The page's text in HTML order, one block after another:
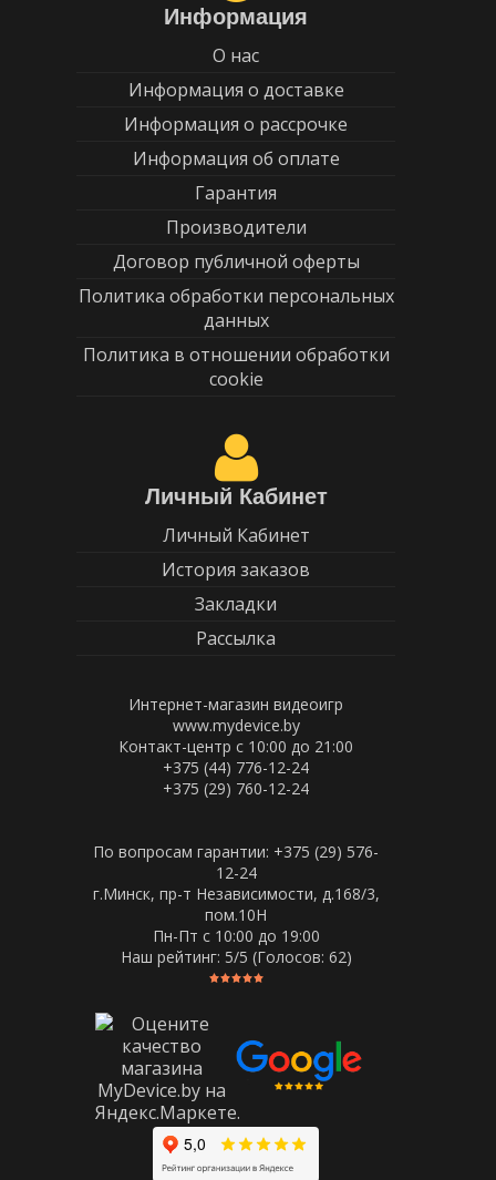
Информация
О нас
Информация о доставке
Информация о рассрочке
Информация об оплате
Гарантия
Производители
Договор публичной оферты
Политика обработки персональных
данных
Политика в отношении обработки
cookie
Личный Кабинет
Личный Кабинет
История заказов
Закладки
Рассылка
Интернет-магазин видеоигр
www.mydevice.by
Контакт-центр с 10:00 до 21:00
+375 (44) 776-12-24
+375 (29) 760-12-24
По вопросам гарантии: +375 (29) 576-
12-24
г.Минск, пр-т Независимости, д.168/3,
пом.10Н
Пн-Пт c 10:00 до 19:00
Наш рейтинг: 5/5 (Голосов: 62)